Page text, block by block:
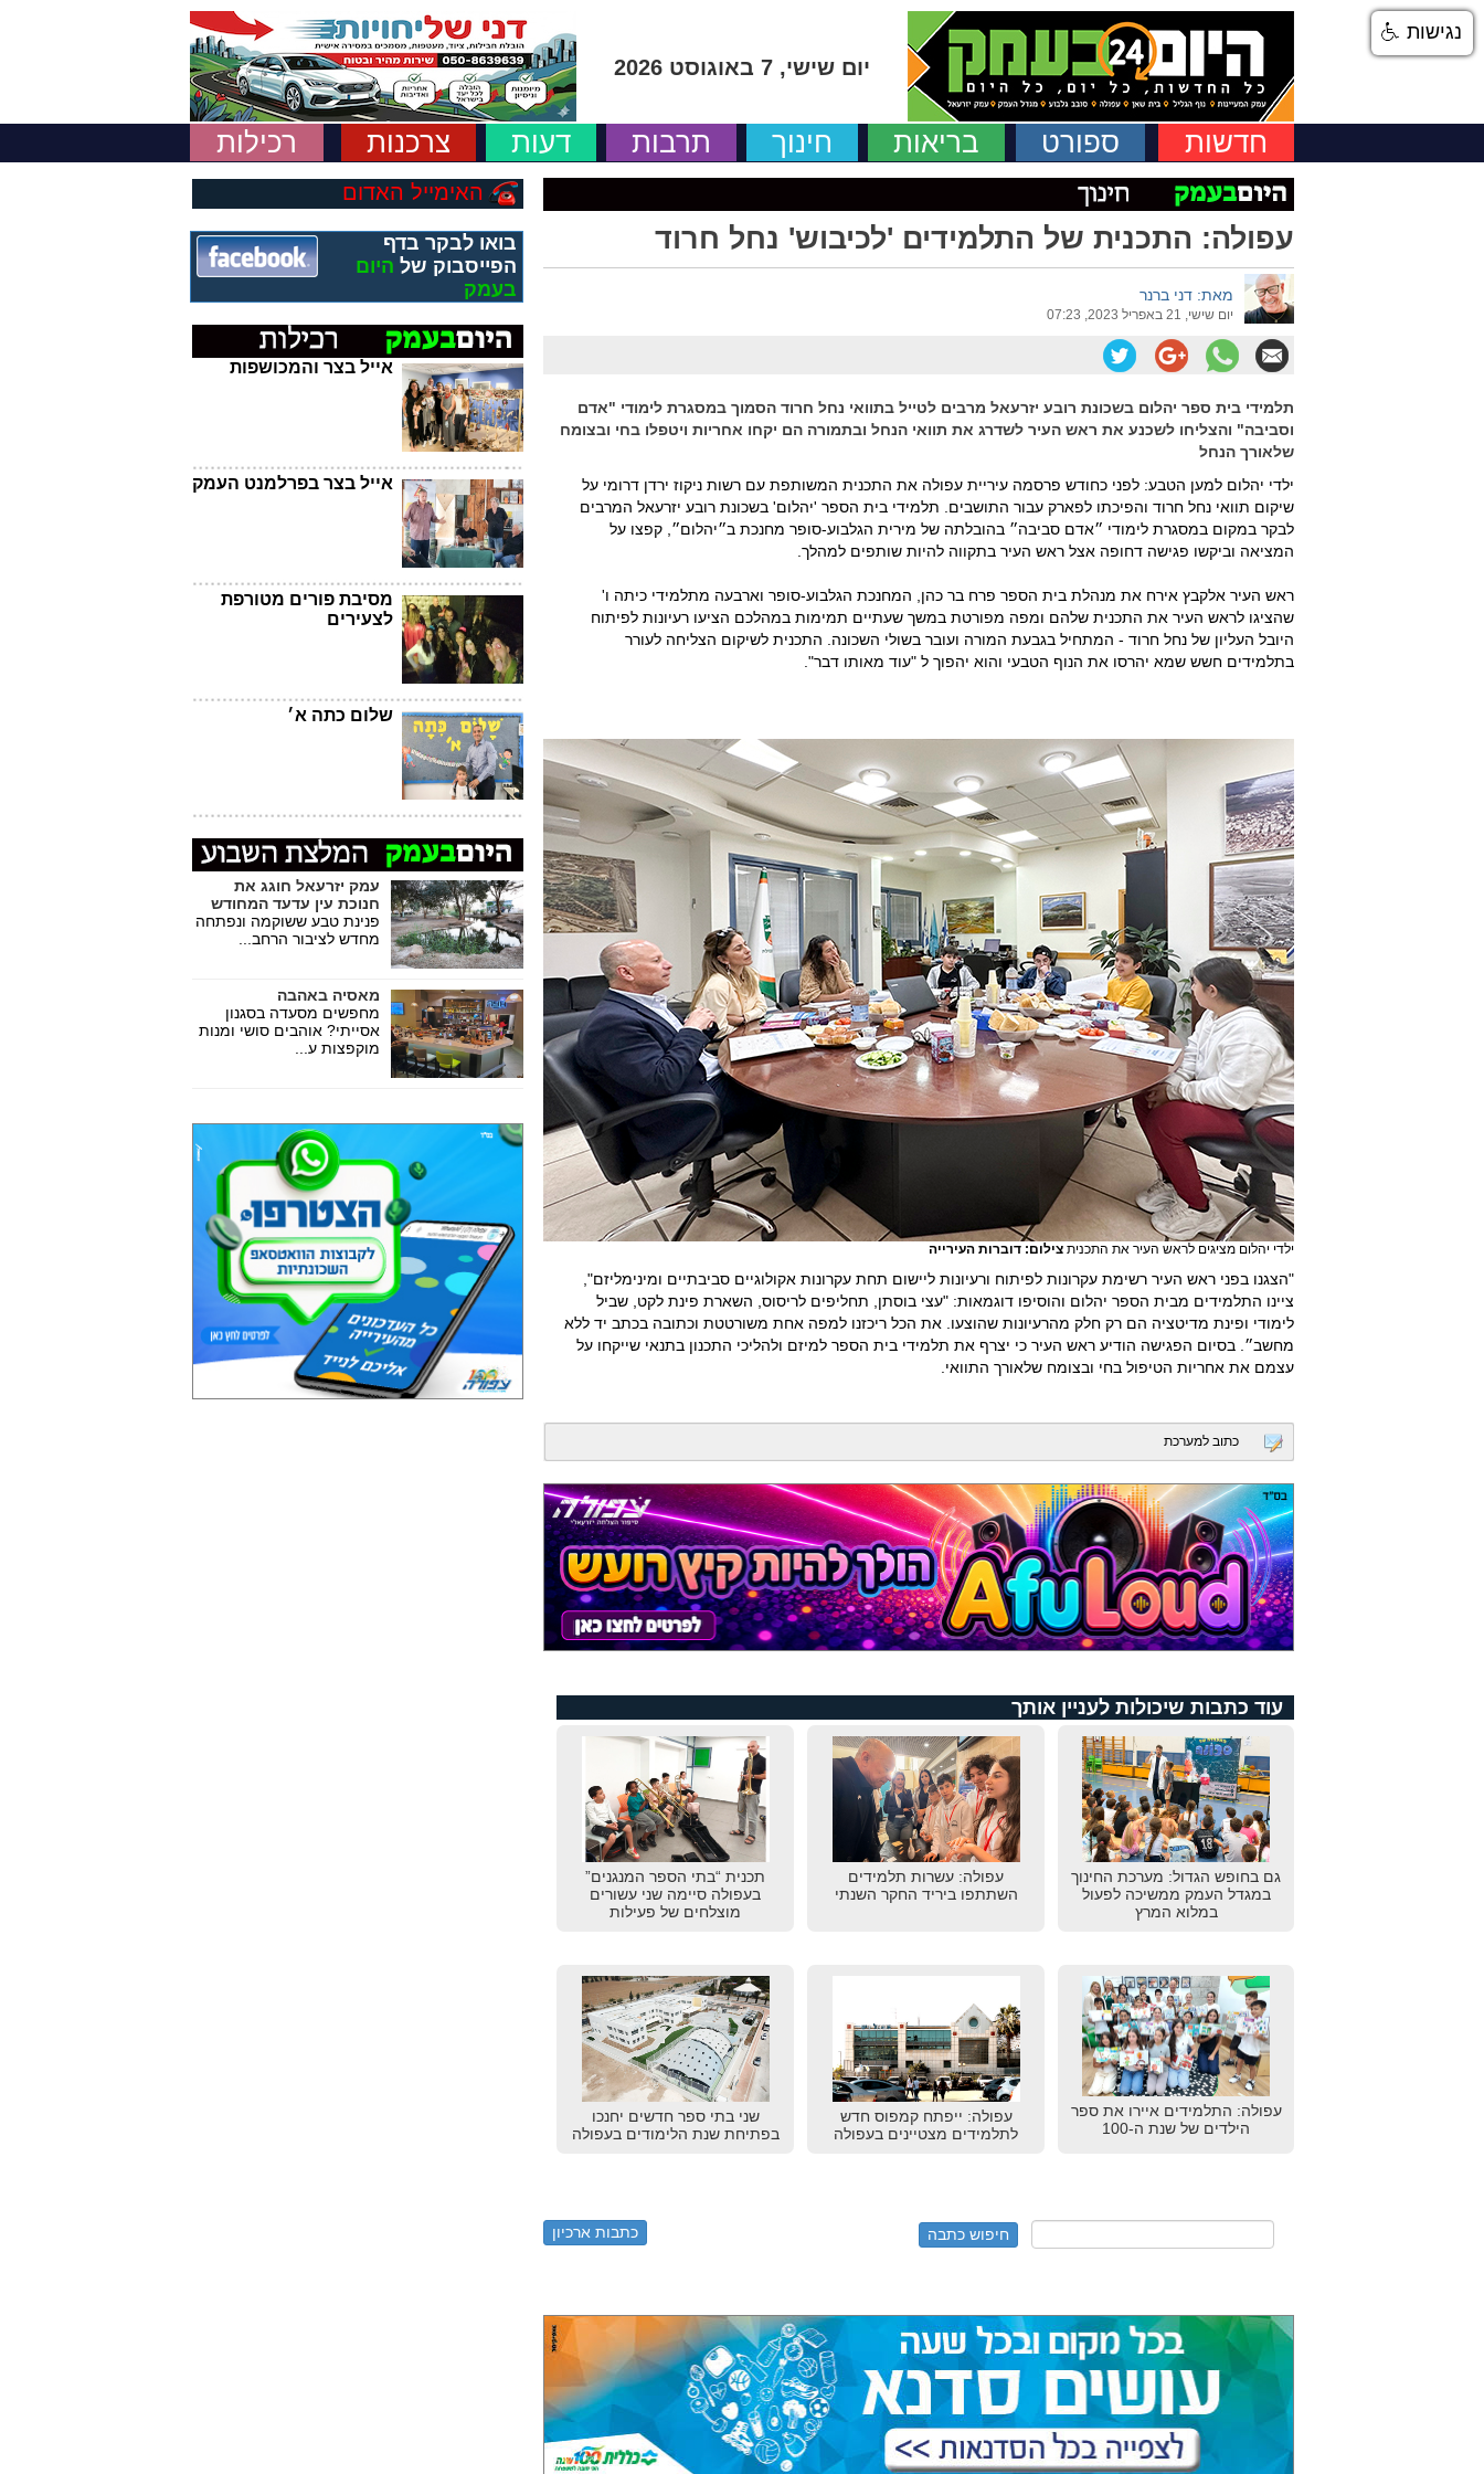
יום שישי, 7 באוגוסט 2026
חדשות ספורט בריאות חינוך תרבות דעות צרכנות רכילות
עפולה: התכנית של התלמידים 'לכיבוש' נחל חרוד
מאת: דני ברנר
יום שישי, 21 באפריל 2023, 07:23
תלמידי בית ספר יהלום בשכונת רובע יזרעאל מרבים לטייל בתוואי נחל חרוד הסמוך במסגרת לימודי "אדם
וסביבה" והצליחו לשכנע את ראש העיר לשדרג את תוואי הנחל ובתמורה הם יקחו אחריות ויטפלו בחי ובצומח
שלאורך הנחל
ילדי יהלום למען הטבע: לפני כחודש פרסמה עיריית עפולה את התכנית המשותפת עם רשות ניקוז ירדן דרומי על
שיקום תוואי נחל חרוד והפיכתו לפארק עבור התושבים. תלמידי בית הספר 'יהלום' בשכונת רובע יזרעאל המרבים
לבקר במקום במסגרת לימודי ״אדם סביבה״ בהובלתה של מירית הגלבוע-סופר מחנכת ב״יהלום״, קפצו על
המציאה וביקשו פגישה דחופה אצל ראש העיר בתקווה להיות שותפים למהלך.
ראש העיר אלקבץ אירח את מנהלת בית הספר פרח בר כהן, המחנכת הגלבוע-סופר וארבעה מתלמידי כיתה ו'
שהציגו לראש העיר את התכנית שלהם ומפה מפורטת במשך שעתיים תמימות במהלכם הציעו רעיונות לפיתוח
היובל העליון של נחל חרוד - המתחיל בגבעת המורה ועובר בשולי השכונה. התכנית לשיקום הצליחה לעורר
בתלמידים חשש שמא יהרסו את הנוף הטבעי והוא יהפוך ל "עוד מאותו דבר".
ילדי יהלום מציגים לראש העיר את התכנית צילום: דוברות העירייה
"הצגנו בפני ראש העיר רשימת עקרונות לפיתוח ורעיונות ליישום תחת עקרונות אקולוגיים סביבתיים ומינימליזם",
ציינו התלמידים מבית הספר יהלום והוסיפו דוגמאות: "עצי בוסתן, תחליפים לריסוס, השארת פינת לקט, שביל
לימודי ופינת מדיטציה הם רק חלק מהרעיונות שהוצעו. את הכל ריכזנו למפה אחת משורטטת וכתובה בכתב יד ללא
מחשב״. בסיום הפגישה הודיע ראש העיר כי יצרף את תלמידי בית הספר למיזם ולהליכי התכנון בתנאי שייקחו על
עצמם את אחריות הטיפול בחי ובצומח שלאורך התוואי.
כתוב למערכת
עוד כתבות שיכולות לעניין אותך
גם בחופש הגדול: מערכת החינוך
במגדל העמק ממשיכה לפעול
במלוא המרץ
עפולה: עשרות תלמידים
השתתפו ביריד החקר השנתי
תכנית “בתי הספר המנגנים”
בעפולה סיימה שני עשורים
מוצלחים של פעילות
עפולה: התלמידים איירו את ספר
הילדים של שנת ה-100
עפולה: ייפתח קמפוס חדש
לתלמידים מצטיינים בעפולה
שני בתי ספר חדשים יחנכו
בפתיחת שנת הלימודים בעפולה
כתבות ארכיון
האימייל האדום
בואו לבקר בדף
הפייסבוק של היום
בעמק
אייל בצר והמכושפות
אייל בצר בפרלמנט העמק
מסיבת פורים מטורפת
לצעירים
שלום כתה א׳
עמק יזרעאל חוגג את
חנוכת עין עדעד המחודש
פנינת טבע ששוקמה ונפתחה
מחדש לציבור הרחב...
מאסיה באהבה
מחפשים מסעדה בסגנון
אסייתי? אוהבים סושי ומנות
מוקפצות ע...
נגישות